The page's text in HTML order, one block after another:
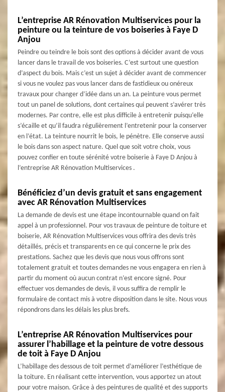
L’entreprise AR Rénovation Multiservices pour la
peinture ou la teinture de vos boiseries à Faye D
Anjou
Peindre ou teindre le bois sont des options à décider avant de vous
lancer dans le travail de vos boiseries. C’est surtout une question
d’aspect du bois. Mais c’est un sujet à décider avant de commencer
si vous ne voulez pas vous lancer dans de fastidieux ou onéreux
travaux pour changer d’idée dans un an. La peinture vous permet
tout un panel de solutions, dont certaines qui peuvent s’avérer très
modernes. Par contre, elle est plus difficile à entretenir puisqu’elle
s’écaille et qu’il faudra régulièrement l’entretenir pour la conserver
en l’état. La teinture nourrit le bois, le pénètre. Elle conserve aussi
le bois dans son aspect nature. Quel que soit votre choix, vous
pouvez confier en toute sérénité votre boiserie à Faye D Anjou à
l’entreprise AR Rénovation Multiservices .
Bénéficiez d’un devis gratuit et sans engagement
avec AR Rénovation Multiservices
La demande de devis est une étape incontournable quand on fait
appel à un professionnel. Pour vos travaux de peinture de toiture et
boiserie, AR Rénovation Multiservices vous offrira des devis très
détaillés, précis et transparents en ce qui concerne le prix des
prestations. Sachez que les devis que nous vous offrons sont
totalement gratuit et toutes demandes ne vous engagera en rien à
partir du moment où aucun contrat n’est encore signé. Pour
effectuer vos demandes de devis, il vous suffira de remplir le
formulaire de contact mis à votre disposition dans le site. Nous vous
répondrons dans les délais les plus brefs.
L’entreprise AR Rénovation Multiservices pour
assurer l’habillage et la peinture de votre dessous
de toit à Faye D Anjou
L’habillage des dessous de toit permet d’améliorer l’esthétique de
la toiture. En réalisant cette intervention, vous apportez un atout
pour votre maison. Grâce à des peintures de qualité et des supports